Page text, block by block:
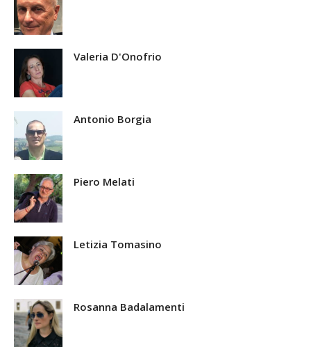
Valeria D'Onofrio
Antonio Borgia
Piero Melati
Letizia Tomasino
Rosanna Badalamenti